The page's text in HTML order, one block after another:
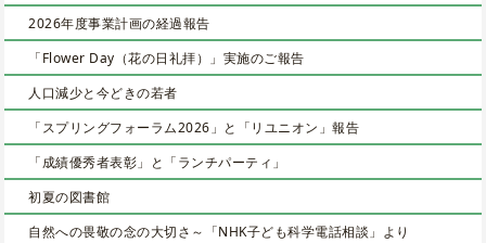
2026年度事業計画の経過報告
「Flower Day（花の日礼拝）」実施のご報告
人口減少と今どきの若者
「スプリングフォーラム2026」と「リユニオン」報告
「成績優秀者表彰」と「ランチパーティ」
初夏の図書館
自然への畏敬の念の大切さ～「NHK子ども科学電話相談」より